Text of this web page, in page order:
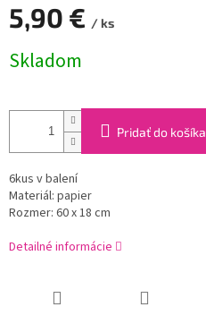
5,90 € / ks
cena:
Skladom
Pridať do košíka
6kus v balení
Materiál: papier
Rozmer: 60 x 18 cm
Detailné informácie